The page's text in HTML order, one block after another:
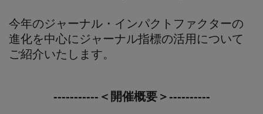
今年のジャーナル・インパクトファクターの
進化を中心にジャーナル指標の活用について
ご紹介いたします。
-----------＜開催概要＞----------